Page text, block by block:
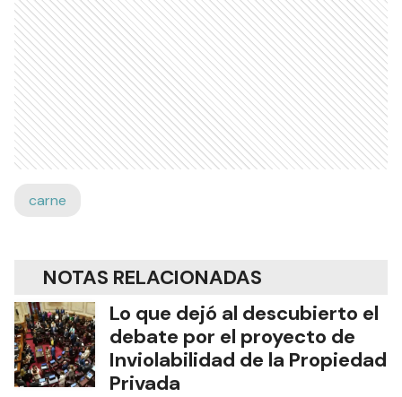
carne
NOTAS RELACIONADAS
Lo que dejó al descubierto el
debate por el proyecto de
Inviolabilidad de la Propiedad
Privada